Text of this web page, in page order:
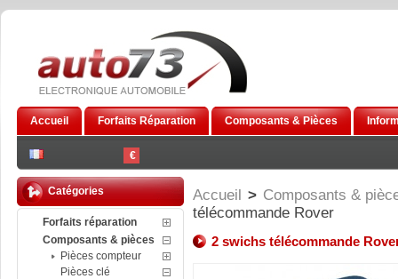
€
Accueil Forfaits Réparation Composants & Pièces
Catégories
Forfaits réparation
Composants & pièces
Pièces compteur
Pièces clé
Accueil > Composants &
télécommande Rover
2 swichs télécommande